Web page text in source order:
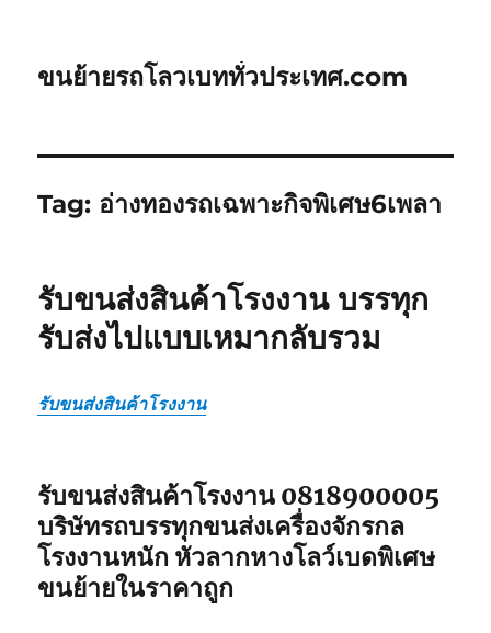
ขนย้ายรถโลวเบททั่วประเทศ.com
Tag: อ่างทองรถเฉพาะกิจพิเศษ6เพลา
รับขนส่งสินค้าโรงงาน บรรทุก
รับส่งไปแบบเหมากลับรวม
รับขนส่งสินค้าโรงงาน
รับขนส่งสินค้าโรงงาน 0818900005
บริษัทรถบรรทุกขนส่งเครื่องจักรกล
โรงงานหนัก หัวลากหางโลว์เบดพิเศษ
ขนย้ายในราคาถูก